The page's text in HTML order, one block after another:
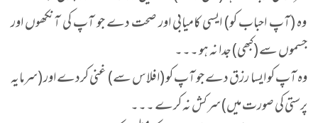
وہ (آپ احباب کو) ایسی کامیابی اور صحت دے جو آپ کی آنکھوں اور
جسموں سے (کبھی) جدا نہ ہو ۔۔۔
وہ آپ کو ایسا رزق دے جو آپ کو (افلاس سے) غنی کردے اور (سرمایہ
پرستی کی صورت میں) سرکش نہ کرے ۔۔۔